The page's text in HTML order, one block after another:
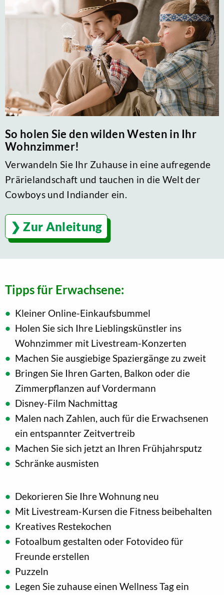
So holen Sie den wilden Westen in Ihr
Wohnzimmer!
Verwandeln Sie Ihr Zuhause in eine aufregende
Prärielandschaft und tauchen in die Welt der
Cowboys und Indiander ein.
Zur Anleitung
Tipps für Erwachsene:
Kleiner Online-Einkaufsbummel
Holen Sie sich Ihre Lieblingskünstler ins
Wohnzimmer mit Livestream-Konzerten
Machen Sie ausgiebige Spaziergänge zu zweit
Bringen Sie Ihren Garten, Balkon oder die
Zimmerpflanzen auf Vordermann
Disney-Film Nachmittag
Malen nach Zahlen, auch für die Erwachsenen
ein entspannter Zeitvertreib
Machen Sie sich jetzt an Ihren Frühjahrsputz
Schränke ausmisten
Dekorieren Sie Ihre Wohnung neu
Mit Livestream-Kursen die Fitness beibehalten
Kreatives Restekochen
Fotoalbum gestalten oder Fotovideo für
Freunde erstellen
Puzzeln
Legen Sie zuhause einen Wellness Tag ein